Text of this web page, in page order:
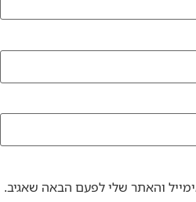
והאתר שלי לפעם הבאה שאגיב.